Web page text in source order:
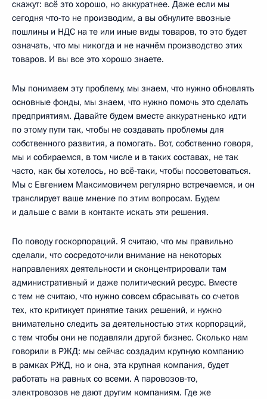
скажут: всё это хорошо, но аккуратнее. Даже если мы
сегодня что‑то не производим, а вы обнулите ввозные
пошлины и НДС на те или иные виды товаров, то это будет
означать, что мы никогда и не начнём производство этих
товаров. И вы все это хорошо знаете.
Мы понимаем эту проблему, мы знаем, что нужно обновлять
основные фонды, мы знаем, что нужно помочь это сделать
предприятиям. Давайте будем вместе аккуратненько идти
по этому пути так, чтобы не создавать проблемы для
собственного развития, а помогать. Вот, собственно говоря,
мы и собираемся, в том числе и в таких составах, не так
часто, как бы хотелось, но всё‑таки, чтобы посоветоваться.
Мы с Евгением Максимовичем регулярно встречаемся, и он
транслирует ваше мнение по этим вопросам. Будем
и дальше с вами в контакте искать эти решения.
По поводу госкорпораций. Я считаю, что мы правильно
сделали, что сосредоточили внимание на некоторых
направлениях деятельности и сконцентрировали там
административный и даже политический ресурс. Вместе
с тем не считаю, что нужно совсем сбрасывать со счетов
тех, кто критикует принятие таких решений, и нужно
внимательно следить за деятельностью этих корпораций,
с тем чтобы они не подавляли другой бизнес. Сколько нам
говорили в РЖД: мы сейчас создадим крупную компанию
в рамках РЖД, но и она, эта крупная компания, будет
работать на равных со всеми. А паровозов‑то,
электровозов не дают другим компаниям. Где же